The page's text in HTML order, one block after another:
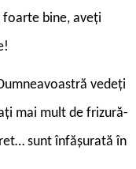
foarte bine, aveți
vedeți
mai mult de frizură-
sunt înfășurată în